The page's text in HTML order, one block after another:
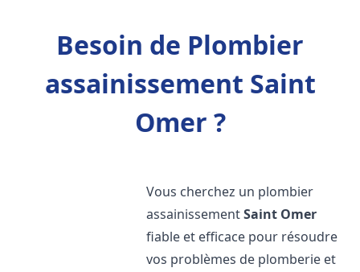
Besoin de Plombier
assainissement Saint
Omer ?
Vous cherchez un plombier
assainissementSaint Omer
fiable et efficace pour résoudre
vos problèmes de plomberie et